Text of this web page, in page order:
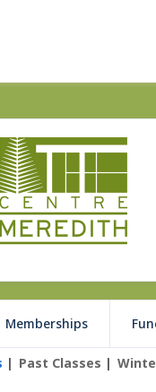
Memberships
Past Classes